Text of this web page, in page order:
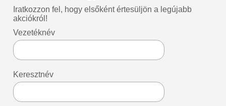
Iratkozzon fel, hogy elsőként értesüljön a legújabb
akciókról!
Vezetéknév
Keresztnév